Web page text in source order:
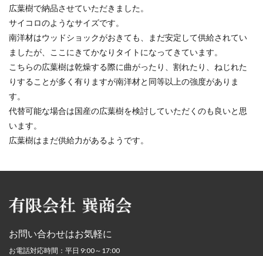
広葉樹で納品させていただきました。
サイコロのようなサイズです。
南洋材はウッドショックがおきても、まだ安定して供給されてい
ましたが、ここにきてかなりタイトになってきています。
こちらの広葉樹は乾燥する際に曲がったり、割れたり、ねじれた
りすることが多く有りますが南洋材と同等以上の強度がありま
す。
代替可能な場合は国産の広葉樹を検討していただくのも良いと思
います。
広葉樹はまだ供給力があるようです。
お問い合わせはお気軽に
お電話対応時間：平日 9:00～17:00